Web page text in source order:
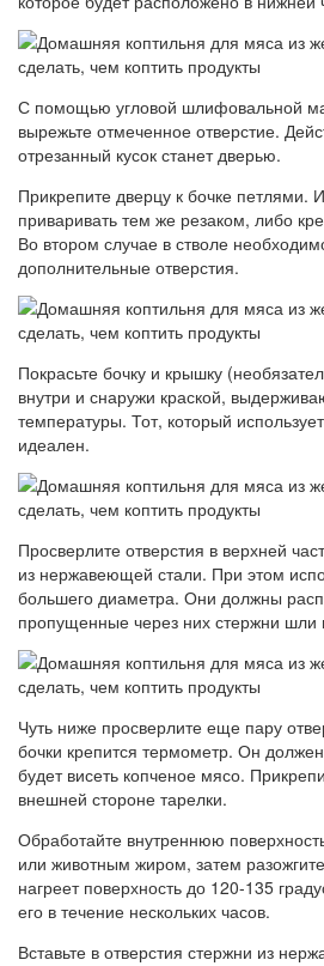
С помощью угловой шлифовальной
вырежьте отмеченное отверстие.
отрезанный кусок станет дверью.
Прикрепите дверцу к бочке петлями.
приваривать тем же резаком, либо
Во втором случае в стволе
дополнительные отверстия.
Покрасьте бочку и крышку
внутри и снаружи краской,
температуры. Тот, который
идеален.
Просверлите отверстия в верхней
из нержавеющей стали. При этом
большего диаметра. Они должны
пропущенные через них стержни шли
Чуть ниже просверлите еще пару
бочки крепится термометр. Он
будет висеть копченое мясо.
внешней стороне тарелки.
Обработайте внутреннюю
или животным жиром, затем
нагреет поверхность до 120-135
его в течение нескольких часов.
Вставьте в отверстия стержни из